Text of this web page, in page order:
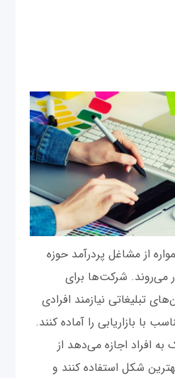
از مشاغل پردرآمد حوزه
می‌روند. شرکت‌ها برای
تبلیغاتی نیازمند افرادی
با بازاریابی را آماده کنند.
افراد اجازه می‌دهد از
شکل استفاده کنند و